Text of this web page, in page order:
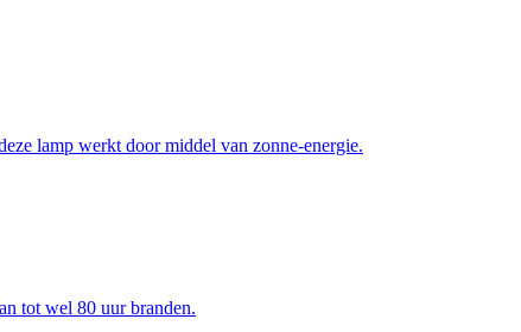
lamp werkt door middel van zonne-energie.
tot wel 80 uur branden.